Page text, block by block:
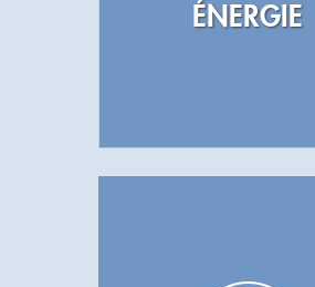
ÉNERGIE